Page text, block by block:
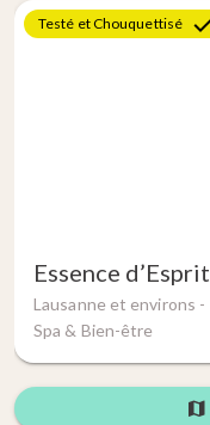
Testé et Chouquettisé
Essence d’Esprit
Lausanne et environs -
Spa & Bien-être